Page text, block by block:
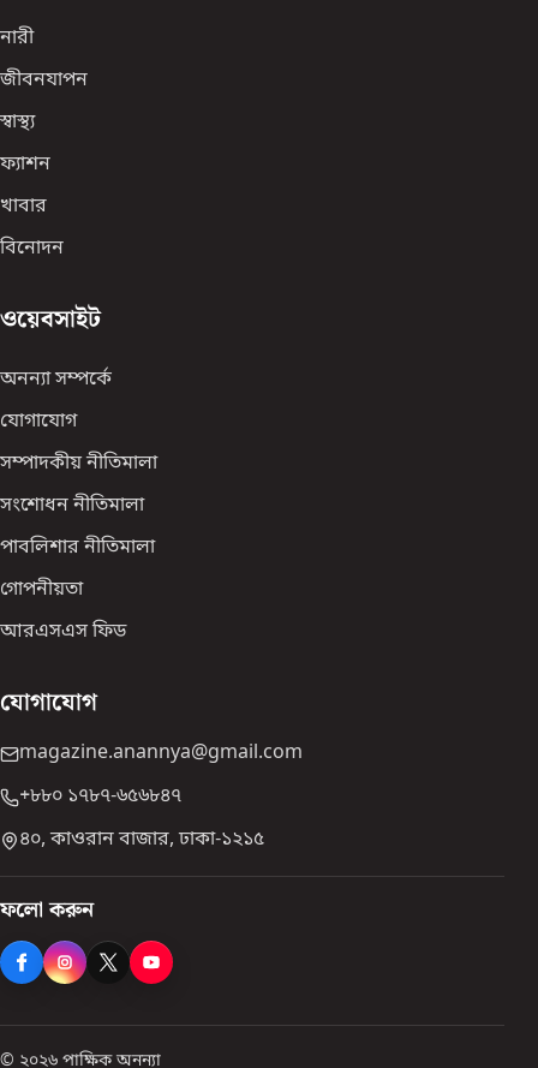
নারী
জীবনযাপন
স্বাস্থ্য
ফ্যাশন
খাবার
বিনোদন
ওয়েবসাইট
অনন্যা সম্পর্কে
যোগাযোগ
সম্পাদকীয় নীতিমালা
সংশোধন নীতিমালা
পাবলিশার নীতিমালা
গোপনীয়তা
আরএসএস ফিড
যোগাযোগ
magazine.anannya@gmail.com
+৮৮০ ১৭৮৭-৬৫৬৮৪৭
৪০, কাওরান বাজার, ঢাকা-১২১৫
ফলো করুন
© ২০২৬ পাক্ষিক অনন্যা